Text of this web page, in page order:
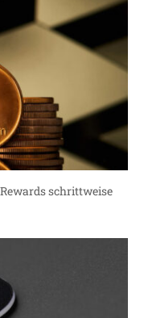
schrittweise